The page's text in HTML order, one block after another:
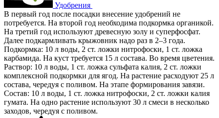
Удобрения
В первый год после посадки внесение удобрений не
потребуется. На второй год необходима подкормка органикой.
На третий год используют древесную золу и суперфосфат.
Далее подкармливать крыжовник надо раз в 2–3 года.
Подкормка: 10 л воды, 2 ст. ложки нитрофоски, 1 ст. ложка
карбамида. На куст требуется 15 л состава. Во время цветения.
Раствор: 10 л воды, 1 ст. ложка сульфата калия, 2 ст. ложки
комплексной подкормки для ягод. На растение расходуют 25 л
состава, чередуя с поливом. На этапе формирования завязи.
Состав: 10 л воды, 1 ст. ложка нитрофоски, 2 ст. ложки калия
гумата. На одно растение используют 30 л смеси в несколько
заходов, чередуя с поливом.